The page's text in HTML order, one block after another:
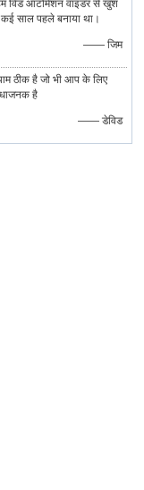
विंड ऑटोमेशन वाइंडर से खुश
साल पहले बनाया था।
—— जिम
ठीक है जो भी आप के लिए
है
—— डेविड